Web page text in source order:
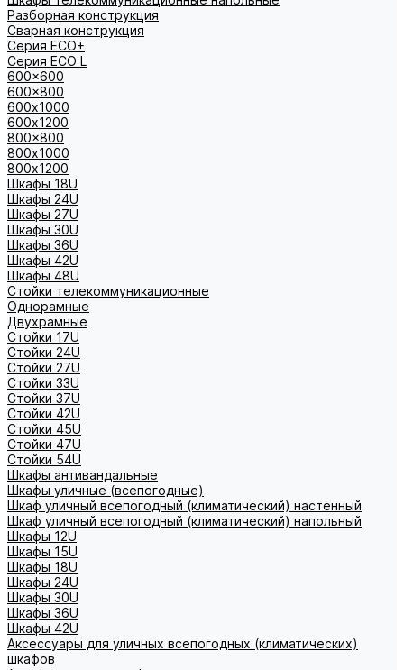
Разборная конструкция
Сварная конструкция
Серия ECO+
Серия ECO L
600x600
600x800
600х1000
600х1200
800x800
800х1000
800х1200
Шкафы 18U
Шкафы 24U
Шкафы 27U
Шкафы 30U
Шкафы 36U
Шкафы 42U
Шкафы 48U
Стойки телекоммуникационные
Однорамные
Двухрамные
Стойки 17U
Стойки 24U
Стойки 27U
Стойки 33U
Стойки 37U
Стойки 42U
Стойки 45U
Стойки 47U
Стойки 54U
Шкафы антивандальные
Шкафы уличные (всепогодные)
Шкаф уличный всепогодный (климатический) настенный
Шкаф уличный всепогодный (климатический) напольный
Шкафы 12U
Шкафы 15U
Шкафы 18U
Шкафы 24U
Шкафы 30U
Шкафы 36U
Шкафы 42U
Аксессуары для уличных всепогодных (климатических)
шкафов